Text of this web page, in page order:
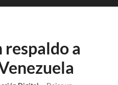
respaldo a